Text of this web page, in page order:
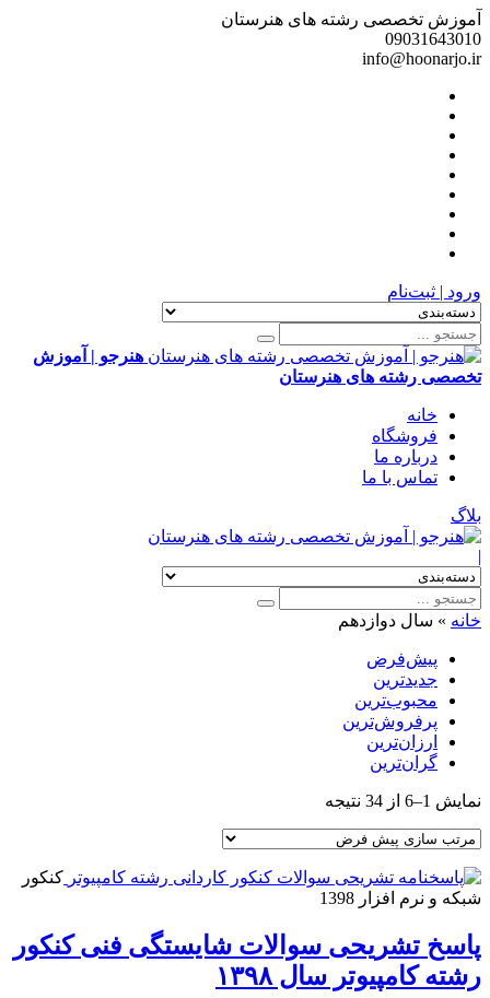
آموزش تخصصی رشته های هنرستان
09031643010
info@hoonarjo.ir
ورود | ثبت‌نام
هنرجو | آموزش
تخصصی رشته های هنرستان
خانه
فروشگاه
درباره ما
تماس با ما
بلاگ
|
خانه » سال دوازدهم
پیش‌فرض
جدیدترین
محبوب‌ترین
پرفروش‌ترین
ارزان‌ترین
گران‌ترین
نمایش 1–6 از 34 نتیجه
کنکور
شبکه و نرم افزار 1398
پاسخ تشریحی سوالات شایستگی فنی کنکور
رشته کامپیوتر سال ۱۳۹۸